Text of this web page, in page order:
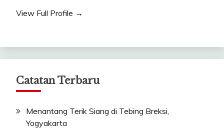
View Full Profile →
Catatan Terbaru
Menantang Terik Siang di Tebing Breksi,
Yogyakarta